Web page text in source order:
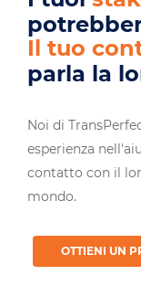
Il tuo
parla la
Noi di
esperienza
contatto con il
mondo.
OTTIENI UN